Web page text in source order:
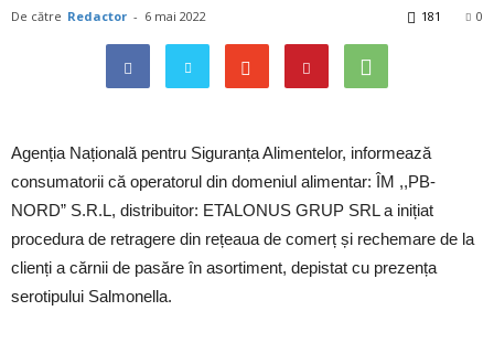
De către Redactor - 6 mai 2022 0
181
Agenția Națională pentru Siguranța Alimentelor, informează
consumatorii că operatorul din domeniul alimentar: ÎM ,,PB-
NORD” S.R.L, distribuitor: ETALONUS GRUP SRL a inițiat
procedura de retragere din rețeaua de comerț și rechemare de la
clienți a cărnii de pasăre în asortiment, depistat cu prezența
serotipului Salmonella.